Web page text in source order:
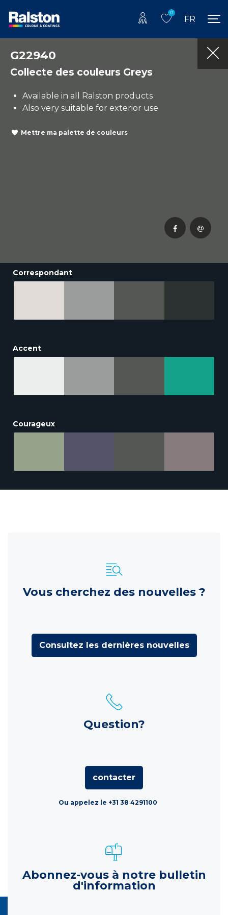
0
FR
G22940
Collecte des couleurs Greys
Available in all Ralston products
Also very suitable for exterior use
Mettre ma palette de couleurs
Correspondant
Accent
Courageux
Vous cherchez des nouvelles ?
Consultez les dernières nouvelles
Question?
contacter
Ou appelez le +31 38 4291100
Abonnez-vous à notre bulletin
d'information